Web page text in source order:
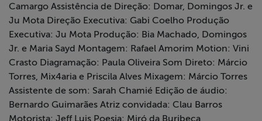
Camargo Assistência de Direção: Domar, Domingos Jr. e
Ju Mota Direção Executiva: Gabi Coelho Produção
Executiva: Ju Mota Produção: Bia Machado, Domingos
Jr. e Maria Sayd Montagem: Rafael Amorim Motion: Vini
Crasto Diagramação: Paula Oliveira Som Direto: Márcio
Torres, Mix4aria e Priscila Alves Mixagem: Márcio Torres
Assistente de som: Sarah Chamié Edição de áudio:
Bernardo Guimarães Atriz convidada: Clau Barros
Motorista: Jeff Luis Poesia: Miró da Buribeca